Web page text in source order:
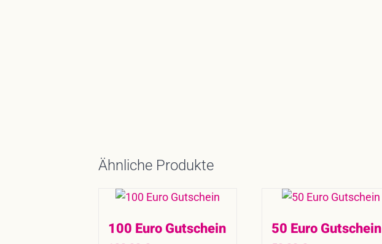
Ähnliche Produkte
100 Euro Gutschein 50 Euro Gutschein